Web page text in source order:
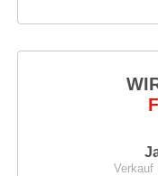
Verkauf